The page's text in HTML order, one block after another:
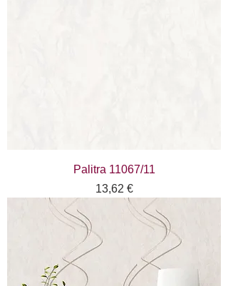
Palitra 11067/11
Цена
13,62 €